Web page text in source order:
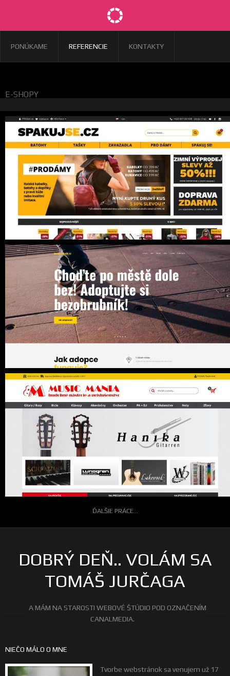
PONÚKAME REFERENCIE KONTAKTY
E-SHOPY
ĎALŠIE PRÁCE...
DOBRÝ DEŇ.. VOLÁM SA
TOMÁŠ JURČAGA
A MÁM NA STAROSTI WEBOVÉ ŠTÚDIO POD OZNAČENÍM
CANALMEDIA.
NIEČO MÁLO O MNE
Tvorbe webstránok sa venujem už 17